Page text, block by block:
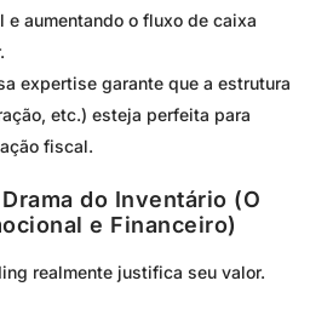
aumentando o fluxo de caixa
expertise garante que a estrutura
etc.) esteja perfeita para
fiscal.
do Inventário (O
e Financeiro)
realmente justifica seu valor.